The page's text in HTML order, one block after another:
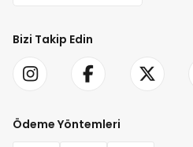
Bizi Takip Edin
Ödeme Yöntemleri